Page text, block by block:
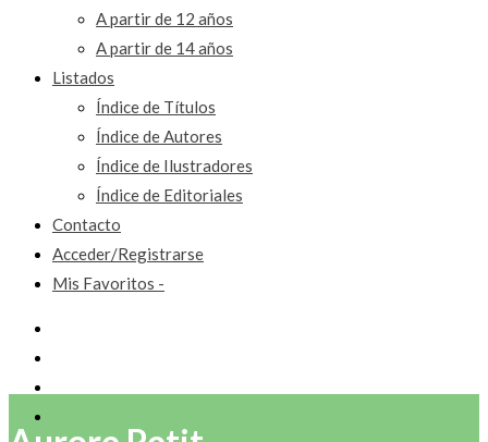
A partir de 12 años
A partir de 14 años
Listados
Índice de Títulos
Índice de Autores
Índice de Ilustradores
Índice de Editoriales
Contacto
Acceder/Registrarse
Mis Favoritos -